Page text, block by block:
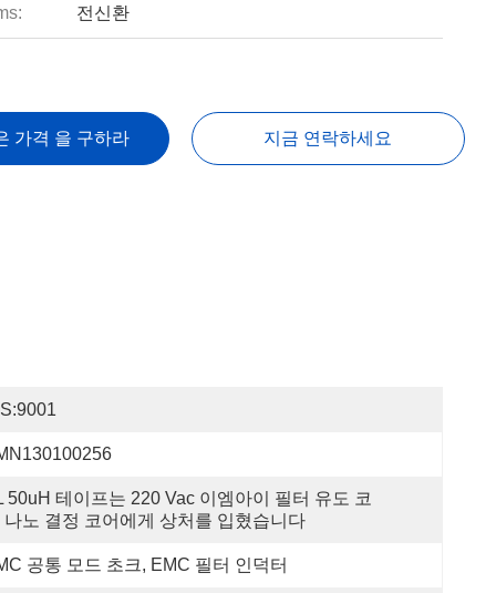
전신환
가격 을 구하라 지금 연락하세요
50uH 테이프는 220 Vac 이엠아이 필터 유도 코
나노 결정 코어에게 상처를 입혔습니다
공통 모드 초크, EMC 필터 인덕터